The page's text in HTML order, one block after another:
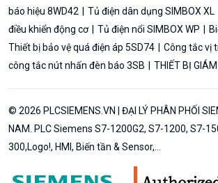
báo hiệu 8WD42
Tủ điện dân dụng SIMBOX XL
điều khiển động cơ
Tủ điện nổi SIMBOX WP
Thiết bị bảo vệ quá điện áp 5SD74
Công tắc vị
công tắc nút nhấn đèn báo 3SB
THIẾT BỊ
© 2026 PLCSIEMENS.VN | ĐẠI LÝ PHÂN PHỐI
NAM. PLC Siemens S7-1200G2, S7-1200, S7-
300,Logo!, HMI, Biến tần & Sensor,...